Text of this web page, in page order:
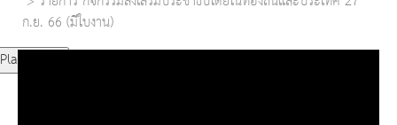
ก.ย. 66 (มีใบงาน)
Play Video